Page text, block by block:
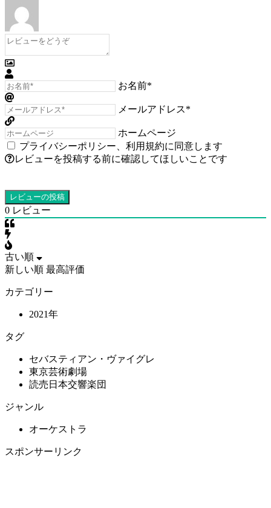
お名前*
メールアドレス*
ホームページ
プライバシーポリシー
利用規約に同意します
レビューを投稿する前に確認してほしいことです
0 レビュー
古い順
新しい順 最高評価
カテゴリー
2021年
タグ
セバスティアン・ヴァイグレ
東京芸術劇場
読売日本交響楽団
ジャンル
オーケストラ
スポンサーリンク